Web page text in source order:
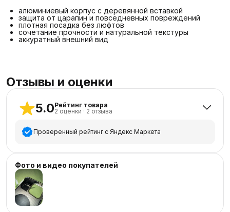
алюминиевый корпус с деревянной вставкой
защита от царапин и повседневных повреждений
плотная посадка без люфтов
сочетание прочности и натуральной текстуры
аккуратный внешний вид
Отзывы и оценки
5.0Рейтинг товара
2 оценки · 2 отзыва
Проверенный рейтинг с Яндекс Маркета
5 звёзд
2
4 звезды
3 звезды
2 звезды
Фото и видео покупателей